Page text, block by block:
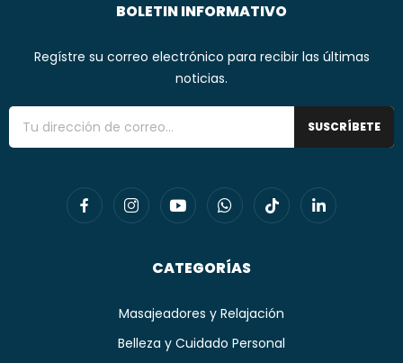
BOLETIN INFORMATIVO
Regístre su correo electrónico para recibir las últimas
noticias.
SUSCRÍBETE
CATEGORÍAS
Masajeadores y Relajación
Belleza y Cuidado Personal